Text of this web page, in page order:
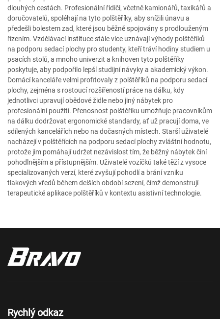
dlouhých cestách. Profesionální řidiči, včetně kamionářů, taxikářů a
doručovatelů, spoléhají na tyto polštěříky, aby snížili únavu a
předešli bolestem zad, které jsou běžně spojovány s prodlouženým
řízením. Vzdělávací instituce stále více uznávají výhody polštěříků
na podporu sedací plochy pro studenty, kteří tráví hodiny studiem u
psacích stolů, a mnoho univerzit a knihoven tyto polštěříky
poskytuje, aby podpořilo lepší studijní návyky a akademický výkon.
Domácí kanceláře velmi profitovaly z polštěříků na podporu sedací
plochy, zejména s rostoucí rozšířeností práce na dálku, kdy
jednotlivci upravují obědové židle nebo jiný nábytek pro
profesionální použití. Přenosnost polštěříku umožňuje pracovníkům
na dálku dodržovat ergonomické standardy, ať už pracují doma, ve
sdílených kancelářích nebo na dočasných místech. Starší uživatelé
nacházejí v polštěřících na podporu sedací plochy zvláštní hodnotu,
protože jim pomáhají udržet nezávislost tím, že běžný nábytek činí
pohodlnějším a přístupnějším. Uživatelé vozíčků také těží z vysoce
specializovaných verzí, které zvyšují pohodlí a brání vzniku
tlakových vředů během delších období sezení, čímž demonstrují
terapeutické aplikace polštěříků v kontextu asistivní technologie.
Rychlý odkaz